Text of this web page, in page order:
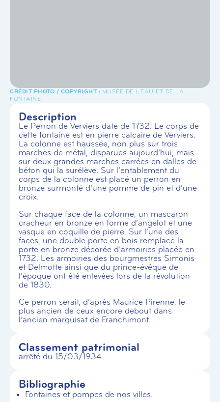
MUSÉE DE L'EAU ET DE LA
FONTAINE
Description
Le Perron de Verviers date de 1732. Le corps de
cette fontaine est en pierre calcaire de Verviers.
La colonne est haussée, non plus sur trois
marches de métal, disparues aujourd’hui, mais
sur deux grandes marches carrées en dalles de
béton qui la surélève. Sur l’entablement du
corps de la colonne est placé un perron en
bronze surmonté d’une pomme de pin et d’une
croix.
Sur chaque face de la colonne, un mascaron
cracheur en bronze en forme d’angelot et une
vasque en coquille de pierre. Sur l’une des
faces, une double porte en bois remplace la
porte en bronze décorée d’armoiries placée en
1732. Les armoiries des bourgmestres Simonis
et Delmotte ainsi que du prince-évêque de
l’époque ont été enlevées lors de la révolution
de 1830.
Ce perron serait, d’après Maurice Pirenne, le
plus ancien de ceux encore debout dans
l’ancien marquisat de Franchimont.
Classement patrimonial
arrêté du 15/03/1934
Bibliographie
Fontaines et pompes de nos villes.